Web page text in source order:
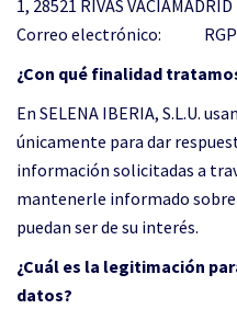
1, 28521 RIVAS VACIAMADRID
Correo electrónico:
¿Con qué finalidad
En SELENA IBERIA, S.L.U.
únicamente para dar
información solicitadas a
mantenerle informado sobre
puedan ser de su interés.
¿Cuál es la legitimación
datos?